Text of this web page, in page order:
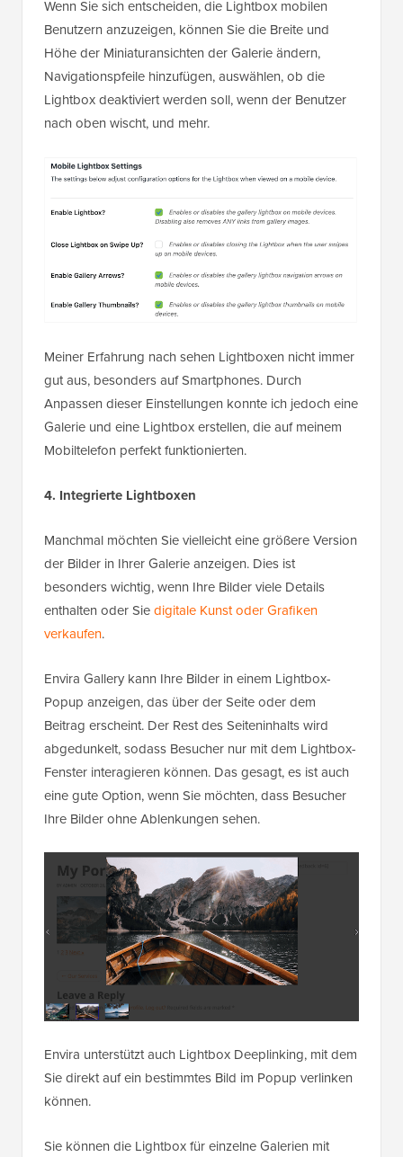
Wenn Sie sich entscheiden, die Lightbox mobilen
Benutzern anzuzeigen, können Sie die Breite und
Höhe der Miniaturansichten der Galerie ändern,
Navigationspfeile hinzufügen, auswählen, ob die
Lightbox deaktiviert werden soll, wenn der Benutzer
nach oben wischt, und mehr.
Meiner Erfahrung nach sehen Lightboxen nicht immer
gut aus, besonders auf Smartphones. Durch
Anpassen dieser Einstellungen konnte ich jedoch eine
Galerie und eine Lightbox erstellen, die auf meinem
Mobiltelefon perfekt funktionierten.
4. Integrierte Lightboxen
Manchmal möchten Sie vielleicht eine größere Version
der Bilder in Ihrer Galerie anzeigen. Dies ist
besonders wichtig, wenn Ihre Bilder viele Details
enthalten oder Siedigitale Kunst oder Grafiken
verkaufen.
Envira Gallery kann Ihre Bilder in einem Lightbox-
Popup anzeigen, das über der Seite oder dem
Beitrag erscheint. Der Rest des Seiteninhalts wird
abgedunkelt, sodass Besucher nur mit dem Lightbox-
Fenster interagieren können. Das gesagt, es ist auch
eine gute Option, wenn Sie möchten, dass Besucher
Ihre Bilder ohne Ablenkungen sehen.
Envira unterstützt auch Lightbox Deeplinking, mit dem
Sie direkt auf ein bestimmtes Bild im Popup verlinken
können.
Sie können die Lightbox für einzelne Galerien mit